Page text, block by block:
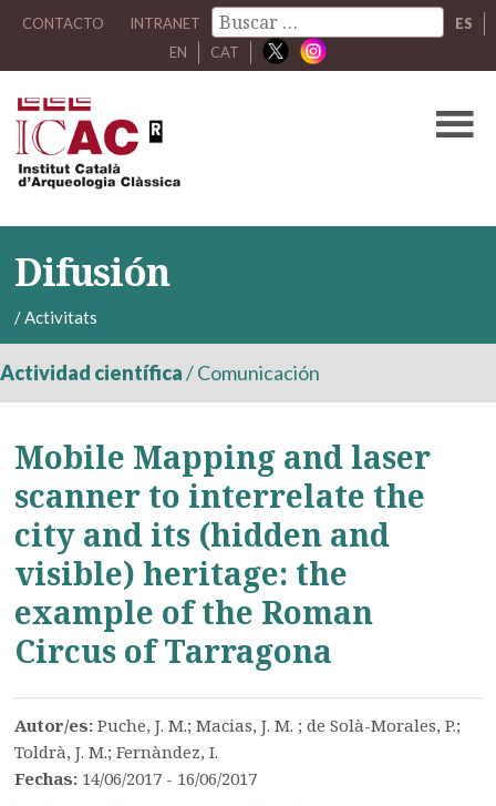
CONTACTO INTRANET
ES
EN
CAT
Difusión
/Activitats
Actividad científica/Comunicación
Mobile Mapping and laser
scanner to interrelate the
city and its (hidden and
visible) heritage: the
example of the Roman
Circus of Tarragona
Autor/es:Puche, J. M.; Macias, J. M. ; de Solà-Morales, P.;
Toldrà, J. M.; Fernàndez, I.
Fechas: 14/06/2017 - 16/06/2017